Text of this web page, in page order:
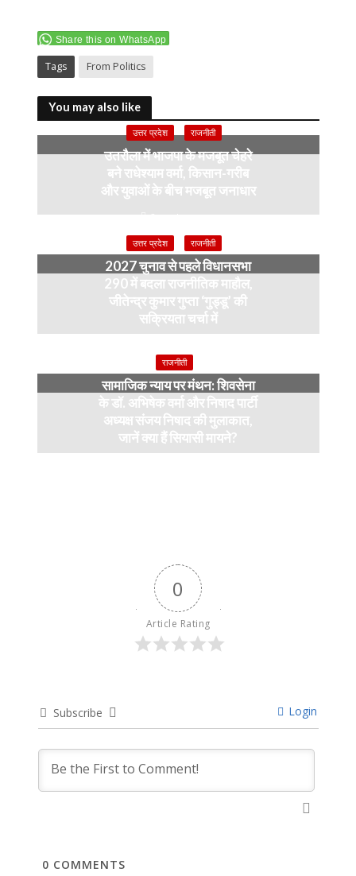
e
b
o
o
k
itt
er
p
y
Li
n
k
at
p
Share this on WhatsApp
Tags From Politics
You may also like
उत्तर प्रदेश राजनीती
उतरौला में भाजपा के मजबूत चेहरे
बने राधेश्याम वर्मा, किसान-गरीब
और युवाओं के बीच मजबूत जनाधार
2 weeks ago
उत्तर प्रदेश राजनीती
2027 चुनाव से पहले विधानसभा
290 में बदला राजनीतिक माहौल,
जीतेन्द्र कुमार गुप्ता ‘गुड्डू’ की
सक्रियता चर्चा में
राजनीती
सामाजिक न्याय पर मंथन: शिवसेना
के डॉ. अभिषेक वर्मा और निषाद पार्टी
अध्यक्ष संजय निषाद की मुलाकात,
जानें क्या हैं सियासी मायने?
0
Article Rating
Subscribe Login
0 COMMENTS